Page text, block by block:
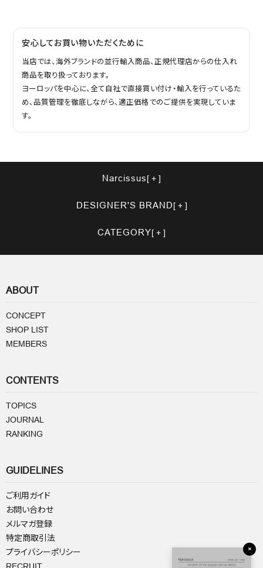
×
安心してお買い物いただくために
当店では、海外ブランドの並行輸入商品、正規代理店からの仕入れ
商品を取り扱っております。
ヨーロッパを中心に、全て自社で直接買い付け・輸入を行っているた
め、品質管理を徹底しながら、適正価格でのご提供を実現していま
す。
Narcissus
DESIGNER'S BRAND
CATEGORY
ABOUT
CONCEPT
SHOP LIST
MEMBERS
CONTENTS
TOPICS
JOURNAL
RANKING
GUIDELINES
ご利用ガイド
お問い合わせ
メルマガ登録
特定商取引法
プライバシーポリシー
RECRUIT